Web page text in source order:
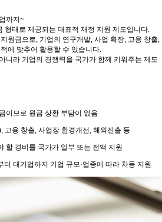
까지~
형태로 제공되는 대표적 재정 지원 제도입니다.
원금으로, 기업의 연구개발, 사업 확장, 고용 창출,
에 맞추어 활용할 수 있습니다.
니라 기업의 경쟁력을 국가가 함께 키워주는 제도
이므로 원금 상환 부담이 없음
고용 창출, 사업장 환경개선, 해외진출 등
할 경비를 국가가 일부 또는 전액 지원
터 대기업까지 기업 규모·업종에 따라 차등 지원